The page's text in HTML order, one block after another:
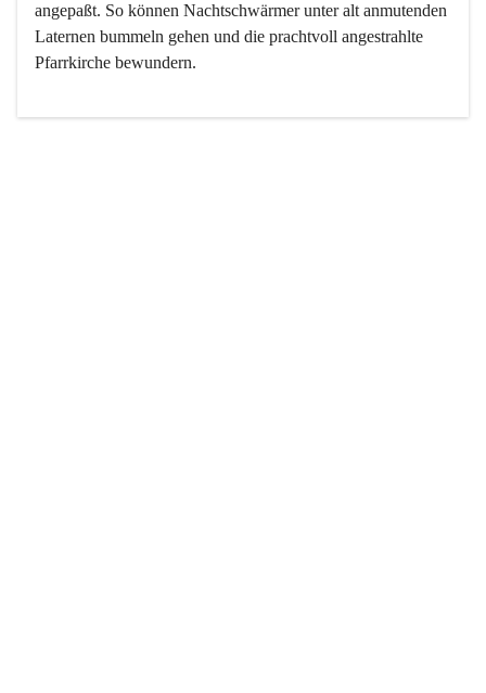
angepaßt. So können Nachtschwärmer unter alt anmutenden
Laternen bummeln gehen und die prachtvoll angestrahlte
Pfarrkirche bewundern.
Der Weinbau dominert heute nicht mehr, ist aber integrativer